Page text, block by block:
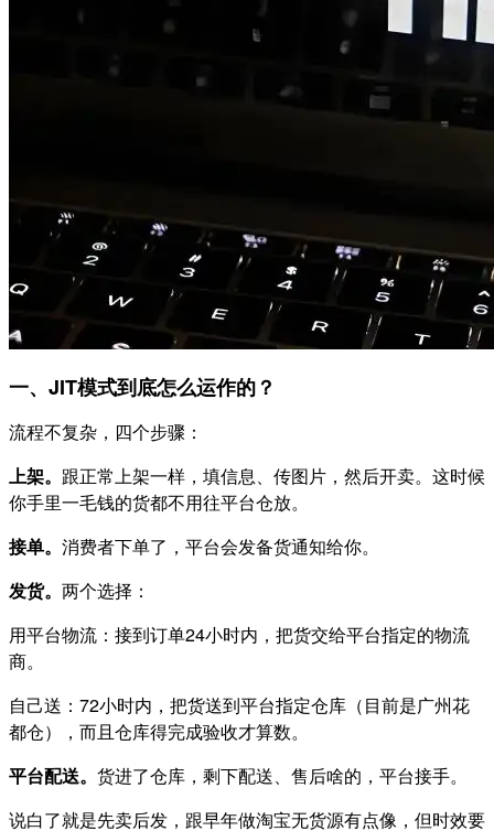
一、JIT模式到底怎么运作的？
流程不复杂，四个步骤：
上架。 跟正常上架一样，填信息、传图片，然后开卖。这时候
你手里一毛钱的货都不用往平台仓放。
接单。 消费者下单了，平台会发备货通知给你。
发货。 两个选择：
用平台物流：接到订单24小时内，把货交给平台指定的物流
商。
自己送：72小时内，把货送到平台指定仓库（目前是广州花
都仓），而且仓库得完成验收才算数。
平台配送。 货进了仓库，剩下配送、售后啥的，平台接手。
说白了就是先卖后发，跟早年做淘宝无货源有点像，但时效要